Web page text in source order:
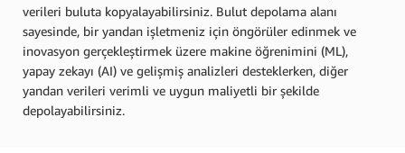
verileri buluta kopyalayabilirsiniz. Bulut depolama alanı
sayesinde, bir yandan işletmeniz için öngörüler edinmek ve
inovasyon gerçekleştirmek üzere makine öğrenimini (ML),
yapay zekayı (AI) ve gelişmiş analizleri desteklerken, diğer
yandan verileri verimli ve uygun maliyetli bir şekilde
depolayabilirsiniz.